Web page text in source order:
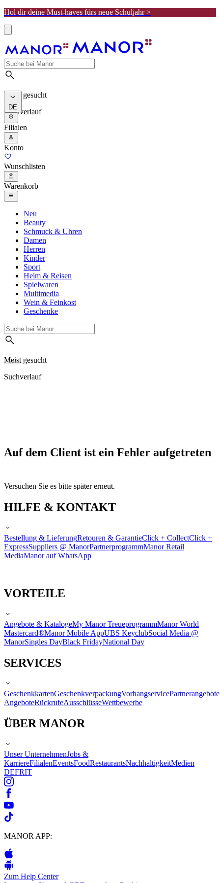
Hol dir deine Must-haves fürs neue Schuljahr >
Meist gesucht
Suchverlauf
DE
Filialen
Konto
Wunschlisten
Warenkorb
Neu
Beauty
Schmuck & Uhren
Damen
Herren
Kinder
Sport
Heim & Reisen
Spielwaren
Multimedia
Wein & Feinkost
Geschenke
Meist gesucht
Suchverlauf
Auf dem Client ist ein Fehler aufgetreten
Versuchen Sie es bitte später erneut.
HILFE & KONTAKT
Bestellung & LieferungRetouren & GarantieClick + CollectClick +
ExpressSuppliers @ ManorPartnerprogrammManor Retail
MediaManor auf WhatsApp
VORTEILE
Angebote & KatalogeMy Manor TreueprogrammManor World
Mastercard®Manor Mobile AppUBS KeyclubSocial Media @
ManorSingles DayBlack FridayNational Day
SERVICES
GeschenkkartenGeschenkverpackungVorhangservicePartnerangebote
AngeboteRückrufeAusschlüsseWettbewerbe
ÜBER MANOR
Unser UnternehmenJobs &
KarriereFilialenEventsFoodRestaurantsNachhaltigkeitMedien
DEFRIT
MANOR APP:
Zum Help Center